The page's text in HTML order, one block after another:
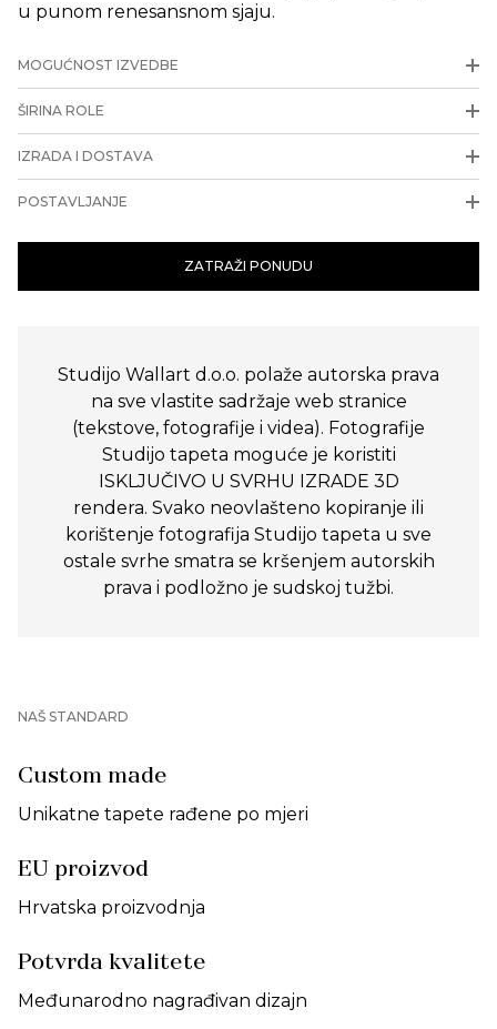
u punom renesansnom sjaju.
MOGUĆNOST IZVEDBE
ŠIRINA ROLE
IZRADA I DOSTAVA
POSTAVLJANJE
ZATRAŽI PONUDU
Studijo Wallart d.o.o. polaže autorska prava
na sve vlastite sadržaje web stranice
(tekstove, fotografije i videa). Fotografije
Studijo tapeta moguće je koristiti
ISKLJUČIVO U SVRHU IZRADE 3D
rendera. Svako neovlašteno kopiranje ili
korištenje fotografija Studijo tapeta u sve
ostale svrhe smatra se kršenjem autorskih
prava i podložno je sudskoj tužbi.
NAŠ STANDARD
Custom made
Unikatne tapete rađene po mjeri
EU proizvod
Hrvatska proizvodnja
Potvrda kvalitete
Međunarodno nagrađivan dizajn